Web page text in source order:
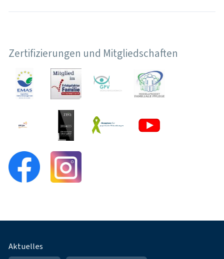
Zertifizierungen und Mitgliedschaften
Fußnavigation
Aktuelles